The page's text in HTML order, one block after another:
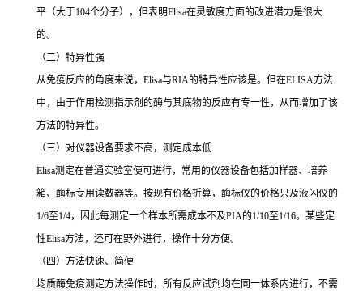
平（大于104个分子），但表明Elisa在灵敏度方面的改进潜力是很大
的。
（二）特异性强
从免疫反应的角度来说， Elisa与RIA的特异性应该是。但在ELISA方法
中，由于作用检测指示剂的酶与其底物的反应有专一性，从而增加了该
方法的特异性。
（三）对仪器设备要求不高，测定成本低
Elisa测定在普通实验室便可进行，常用的仪器设备包括加样器、培养
箱、酶标专用读数器等。按现有价格折算，酶标仪的价格只及液闪仪的
1/6至1/4，因此每测定一个样本所需成本不及PIA的1/10至1/16。某些定
性Elisa方法，还可在野外进行，操作十分方便。
（四）方法快速、简便
均质酶免疫测定方法操作时，所有反应试剂均在同一体系内进行，不需